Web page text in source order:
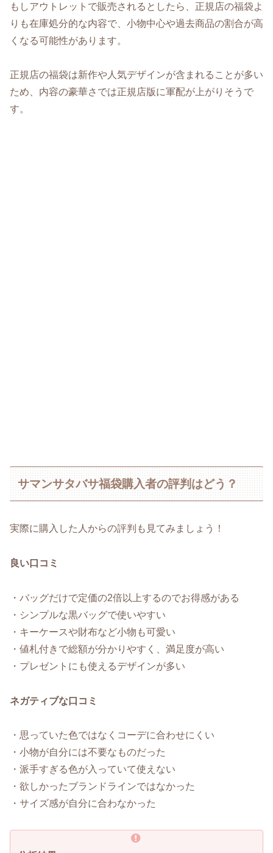
もしアウトレットで販売されるとしたら、正規店の福袋よ
りも在庫処分的な内容で、小物中心や過去商品の割合が高
くなる可能性があります。
正規店の福袋は新作や人気デザインが含まれることが多い
ため、内容の豪華さでは正規店版に軍配が上がりそうで
す。
サマンサタバサ福袋購入者の評判はどう？
実際に購入した人からの評判も見てみましょう！
良い口コミ
・バッグだけで定価の2倍以上するのでお得感がある
・シンプルな黒バッグで使いやすい
・キーケースや財布など小物も可愛い
・値札付きで総額が分かりやすく、満足度が高い
・プレゼントにも使えるデザインが多い
ネガティブな口コミ
・思っていた色ではなくコーデに合わせにくい
・小物が自分には不要なものだった
・派手すぎる色が入っていて使えない
・欲しかったブランドラインではなかった
・サイズ感が自分に合わなかった